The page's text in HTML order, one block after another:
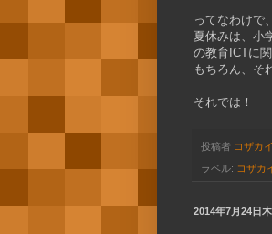
ってなわけで
夏休みは、小
の教育ICTに
もちろん、そ
それでは！
投稿者 コザカ
ラベル: コザカ
2014年7月24日